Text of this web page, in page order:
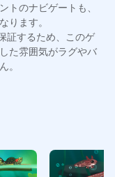
トのナビゲートも、
ります。
証するため、このゲ
た雰囲気がラグやバ
。